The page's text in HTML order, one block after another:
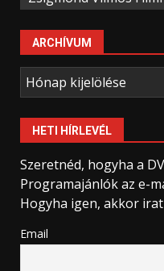
ARCHÍVUM
Archívum
HETI HÍRLEVÉL
Szeretnéd, hogyha a
Programajánlók az e-
Hogyha igen, akkor
Email